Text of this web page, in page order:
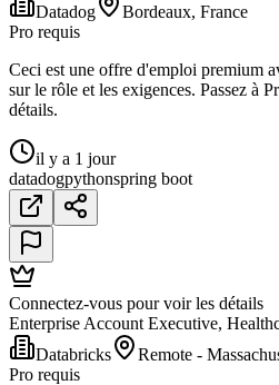
Datadog
Bordeaux, France
Pro requis
Ceci est une offre d'emploi premium
sur le rôle et les exigences. Passez à
détails.
il y a 1 jour
datadogpythonspring boot
Connectez-vous pour voir les détails
Enterprise Account Executive,
Databricks
Remote -
Pro requis